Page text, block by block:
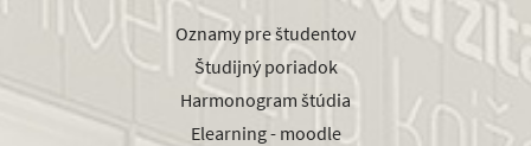
Oznamy pre študentov
Študijný poriadok
Harmonogram štúdia
Elearning - moodle